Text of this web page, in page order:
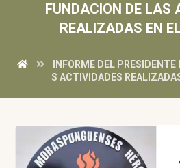
FUNDACION DE LAS
REALIZADAS EN
INFORME DEL
S ACTIVIDADES